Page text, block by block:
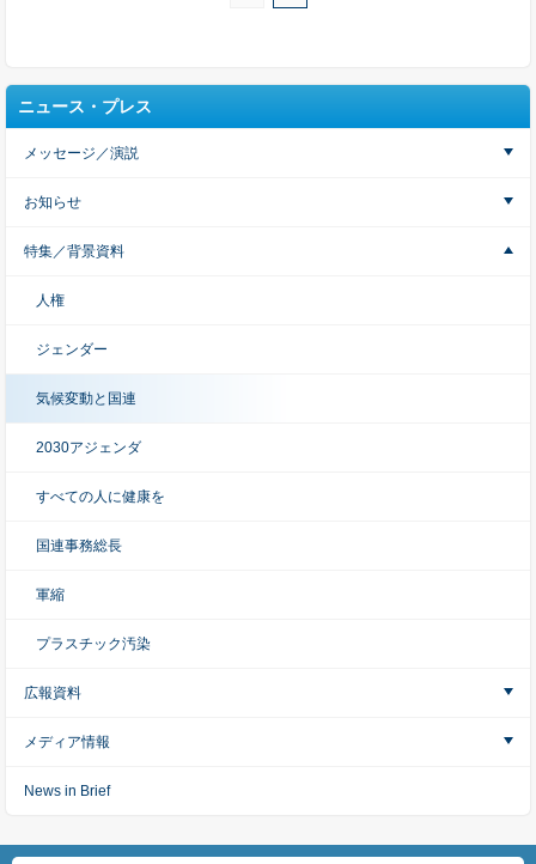
ニュース・プレス
メッセージ／演説
お知らせ
特集／背景資料
人権
ジェンダー
気候変動と国連
2030アジェンダ
すべての人に健康を
国連事務総長
軍縮
プラスチック汚染
広報資料
メディア情報
News in Brief